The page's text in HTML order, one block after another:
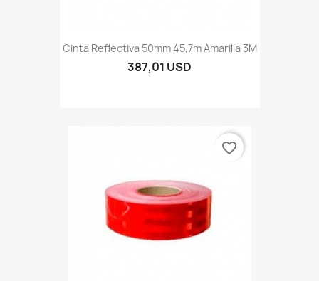
Cinta Reflectiva 50mm 45,7m Amarilla 3M
387,01 USD
favorite_border